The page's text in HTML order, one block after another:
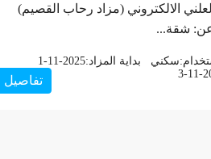
العلني الالكتروني (مزاد رحاب القصيم)
عن: شقة...
سكني بداية المزاد:1-11-2025
3-11- تفاصيل